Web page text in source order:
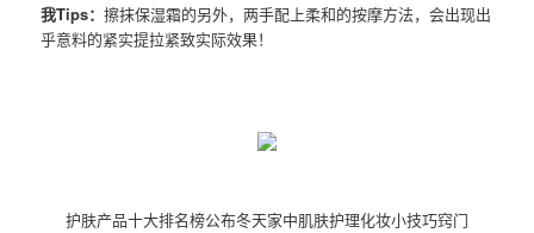
我Tips：擦抹保湿霜的另外，两手配上柔和的按摩方法，会出现出
乎意料的紧实提拉紧致实际效果！
护肤产品十大排名榜公布冬天家中肌肤护理化妆小技巧窍门